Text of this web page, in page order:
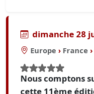
dimanche 28
Europe › France ›
Nous comptons
cette 11ème